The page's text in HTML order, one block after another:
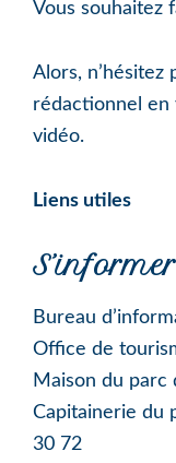
Vous souhaitez
Alors, n’hésitez
rédactionnel en
vidéo.
Liens utiles
Bureau
Office de
Maison du parc
Capitainerie du
30 72